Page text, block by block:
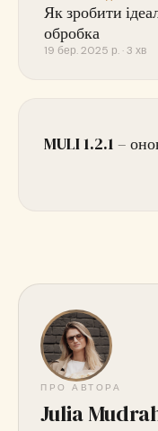
Як зробити
обробка
19 бер. 2025 р. · 3 хв
MULI 1.2.1 –
ПРО АВТОРА
Julia